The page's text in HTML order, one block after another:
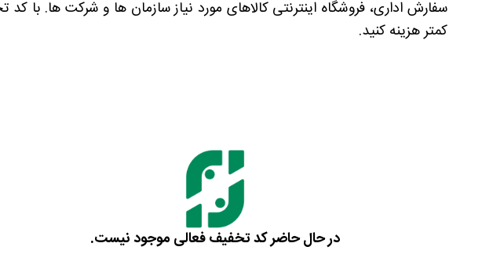
کمتر هزینه کنید.
در حال حاضر کد تخفیف فعالی موجود نیست.